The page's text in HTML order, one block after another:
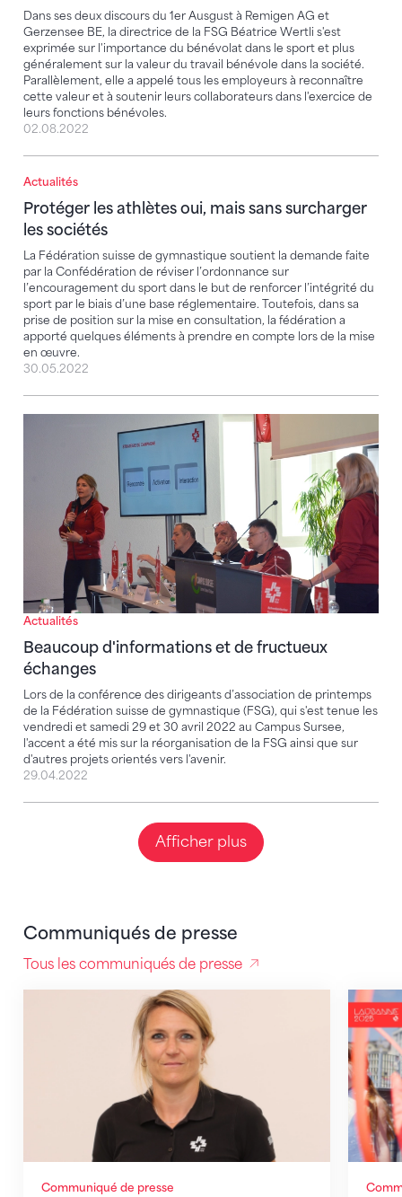
Dans ses deux discours du 1er Ausgust à Remigen AG et
Gerzensee BE, la directrice de la FSG Béatrice Wertli s'est
exprimée sur l'importance du bénévolat dans le sport et plus
généralement sur la valeur du travail bénévole dans la société.
Parallèlement, elle a appelé tous les employeurs à reconnaître
cette valeur et à soutenir leurs collaborateurs dans l'exercice de
leurs fonctions bénévoles.
02.08.2022
Actualités
Protéger les athlètes oui, mais sans surcharger
les sociétés
La Fédération suisse de gymnastique soutient la demande faite
par la Confédération de réviser l’ordonnance sur
l’encouragement du sport dans le but de renforcer l’intégrité du
sport par le biais d’une base réglementaire. Toutefois, dans sa
prise de position sur la mise en consultation, la fédération a
apporté quelques éléments à prendre en compte lors de la mise
en œuvre.
Protéger les athlètes oui, mais sans surcharger les
30.05.2022
Actualités
Beaucoup d'informations et de fructueux
échanges
Lors de la conférence des dirigeants d’association de printemps
de la Fédération suisse de gymnastique (FSG), qui s'est tenue les
vendredi et samedi 29 et 30 avril 2022 au Campus Sursee,
l'accent a été mis sur la réorganisation de la FSG ainsi que sur
d'autres projets orientés vers l'avenir.
Beaucoup d'informations et de fructueux échanges
29.04.2022
Afficher plus
Communiqués de presse
Tous les communiqués de presse
Communiqué de presse
La Fédération Suisse de Gymnastique et sa La